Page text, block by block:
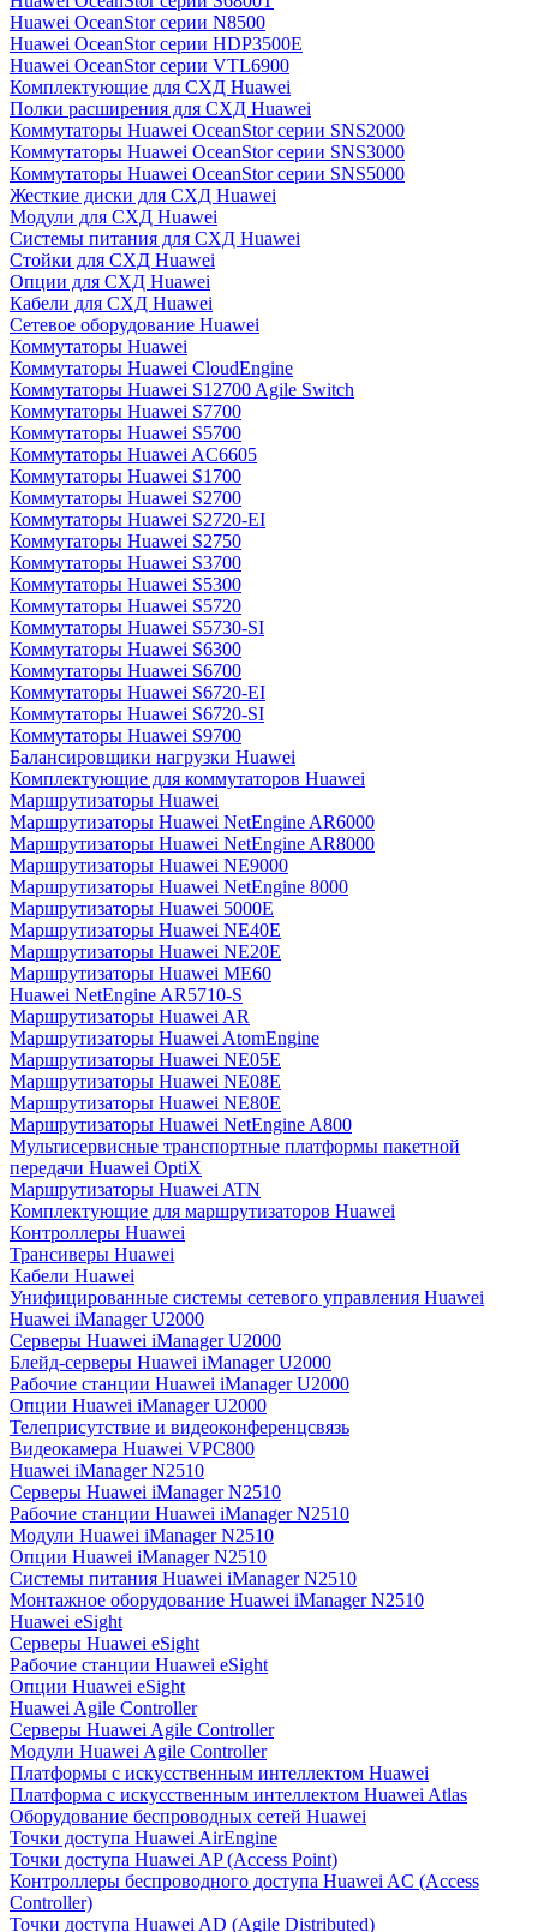
Huawei OceanStor серии N8500
Huawei OceanStor серии HDP3500E
Huawei OceanStor серии VTL6900
Комплектующие для СХД Huawei
Полки расширения для СХД Huawei
Коммутаторы Huawei OceanStor серии SNS2000
Коммутаторы Huawei OceanStor серии SNS3000
Коммутаторы Huawei OceanStor серии SNS5000
Жесткие диски для СХД Huawei
Модули для СХД Huawei
Системы питания для СХД Huawei
Стойки для СХД Huawei
Опции для СХД Huawei
Кабели для СХД Huawei
Сетевое оборудование Huawei
Коммутаторы Huawei
Коммутаторы Huawei CloudEngine
Коммутаторы Huawei S12700 Agile Switch
Коммутаторы Huawei S7700
Коммутаторы Huawei S5700
Коммутаторы Huawei AC6605
Коммутаторы Huawei S1700
Коммутаторы Huawei S2700
Коммутаторы Huawei S2720-EI
Коммутаторы Huawei S2750
Коммутаторы Huawei S3700
Коммутаторы Huawei S5300
Коммутаторы Huawei S5720
Коммутаторы Huawei S5730-SI
Коммутаторы Huawei S6300
Коммутаторы Huawei S6700
Коммутаторы Huawei S6720-EI
Коммутаторы Huawei S6720-SI
Коммутаторы Huawei S9700
Балансировщики нагрузки Huawei
Комплектующие для коммутаторов Huawei
Маршрутизаторы Huawei
Маршрутизаторы Huawei NetEngine AR6000
Маршрутизаторы Huawei NetEngine AR8000
Маршрутизаторы Huawei NE9000
Маршрутизаторы Huawei NetEngine 8000
Маршрутизаторы Huawei 5000E
Маршрутизаторы Huawei NE40E
Маршрутизаторы Huawei NE20E
Маршрутизаторы Huawei ME60
Huawei NetEngine AR5710-S
Маршрутизаторы Huawei AR
Маршрутизаторы Huawei AtomEngine
Маршрутизаторы Huawei NE05E
Маршрутизаторы Huawei NE08E
Маршрутизаторы Huawei NE80E
Маршрутизаторы Huawei NetEngine A800
Мультисервисные транспортные платформы пакетной
передачи Huawei OptiX
Маршрутизаторы Huawei ATN
Комплектующие для маршрутизаторов Huawei
Контроллеры Huawei
Трансиверы Huawei
Кабели Huawei
Унифицированные системы сетевого управления Huawei
Huawei iManager U2000
Серверы Huawei iManager U2000
Блейд-серверы Huawei iManager U2000
Рабочие станции Huawei iManager U2000
Опции Huawei iManager U2000
Телеприсутствие и видеоконференцсвязь
Видеокамера Huawei VPC800
Huawei iManager N2510
Серверы Huawei iManager N2510
Рабочие станции Huawei iManager N2510
Модули Huawei iManager N2510
Опции Huawei iManager N2510
Системы питания Huawei iManager N2510
Монтажное оборудование Huawei iManager N2510
Huawei eSight
Серверы Huawei eSight
Рабочие станции Huawei eSight
Опции Huawei eSight
Huawei Agile Controller
Серверы Huawei Agile Controller
Модули Huawei Agile Controller
Платформы с искусственным интеллектом Huawei
Платформа с искусственным интеллектом Huawei Atlas
Оборудование беспроводных сетей Huawei
Точки доступа Huawei AirEngine
Точки доступа Huawei AP (Access Point)
Контроллеры беспроводного доступа Huawei AC (Access
Controller)
Точки доступа Huawei AD (Agile Distributed)